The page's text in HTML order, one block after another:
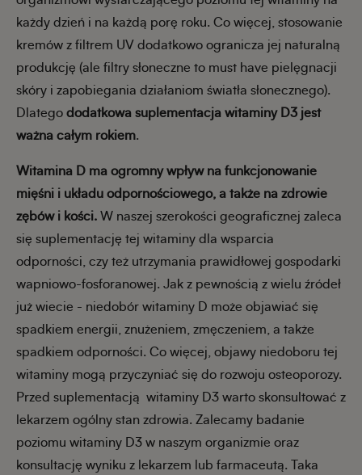
każdy dzień i na każdą porę roku. Co więcej, stosowanie
kremów z filtrem UV dodatkowo ogranicza jej naturalną
produkcję (ale filtry słoneczne to must have pielęgnacji
skóry i zapobiegania działaniom światła słonecznego).
Dlatego dodatkowa suplementacja witaminy D3 jest
ważna całym rokiem.
Witamina D ma ogromny wpływ na funkcjonowanie
mięśni i układu odpornościowego, a także na zdrowie
zębów i kości. W naszej szerokości geograficznej zaleca
się suplementację tej witaminy dla wsparcia
odporności, czy też utrzymania prawidłowej gospodarki
wapniowo-fosforanowej. Jak z pewnością z wielu źródeł
już wiecie - niedobór witaminy D może objawiać się
spadkiem energii, znużeniem, zmęczeniem, a także
spadkiem odporności. Co więcej, objawy niedoboru tej
witaminy mogą przyczyniać się do rozwoju osteoporozy.
Przed suplementacją witaminy D3 warto skonsultować z
lekarzem ogólny stan zdrowia. Zalecamy badanie
poziomu witaminy D3 w naszym organizmie oraz
konsultację wyniku z lekarzem lub farmaceutą. Taka